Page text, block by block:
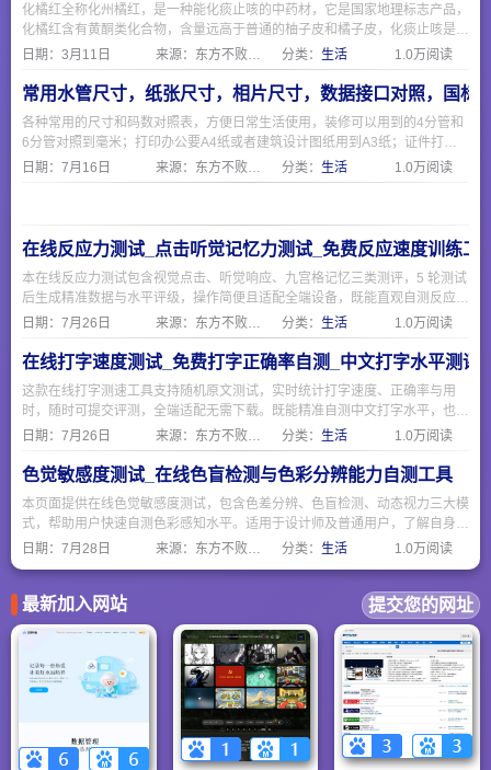
化橘红全称化州橘红，是一种能化痰止咳的中药材，它是国家地理标志产品，
化橘红含有黄酮类化合物，含量远高于普通的柚子皮和橘子皮，化痰止咳是因
为有柚皮苷，化橘红制作主要分六步，采摘，清洗除肉和瓣，切造型，过热水
杀菌，烘干，陈化即可食用。
日期： 3月11日 来源：东方不败网址大全 分类： 生活 1.0万阅读
常用水管尺寸，纸张尺寸，相片尺寸，数据接口对照，国
各种常用的尺寸和码数对照表，方便日常生活使用，装修可以用到的4分管和
6分管对照到毫米；打印办公要A4纸或者建筑设计图纸用到A3纸；证件打印
相片要1寸证件照；电脑和手机现在常用的USB和Type-C接口；海淘外贸需要
注意衣服鞋子的欧码美码和国际码与国标。
日期： 7月16日 来源：东方不败网址大全 分类： 生活 1.0万阅读
在线反应力测试_点击听觉记忆力测试_免费反应速度训练工
本在线反应力测试包含视觉点击、听觉响应、九宫格记忆三类测评，5 轮测试
后生成精准数据与水平评级，操作简便且适配全端设备，既能直观自测反应速
度与短时记忆能力，也可作为日常脑力训练工具，无需下载随时可测。
日期： 7月26日 来源：东方不败网址大全 分类： 生活 1.0万阅读
在线打字速度测试_免费打字正确率自测_中文打字水平测评
这款在线打字测速工具支持随机原文测试，实时统计打字速度、正确率与用
时，随时可提交评测，全端适配无需下载。既能精准自测中文打字水平，也可
作为日常输入训练工具，简单易用适合各类人群。
日期： 7月26日 来源：东方不败网址大全 分类： 生活 1.0万阅读
色觉敏感度测试_在线色盲检测与色彩分辨能力自测工具
本页面提供在线色觉敏感度测试，包含色差分辨、色盲检测、动态视力三大模
式，帮助用户快速自测色彩感知水平。适用于设计师及普通用户，了解自身色
觉状态，包含石原氏色盲检测图，保护视觉健康，测试结果仅供参考。
日期： 7月28日 来源：东方不败网址大全 分类： 生活 1.0万阅读
最新加入网站 提交您的网址